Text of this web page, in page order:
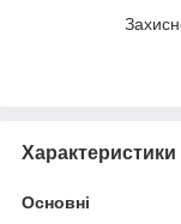
Характеристики
Основні